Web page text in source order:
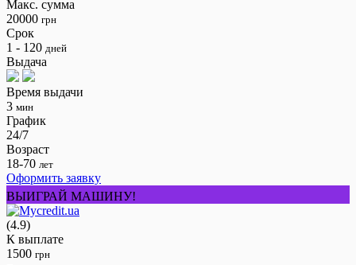
Макс. сумма
20000 грн
Срок
1 - 120 дней
Выдача
Время выдачи
3 мин
График
24/7
Возраст
18-70 лет
Оформить заявку
ВЫИГРАЙ МАШИНУ!
(4.9)
К выплате
1500 грн